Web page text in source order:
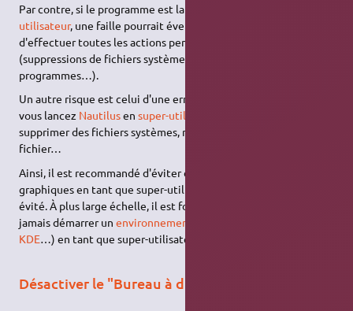
Par contre, si le programme est lancé en tant que
utilisateur, une faille pourrait éventuellement permettre
d'effectuer toutes les actions permises aux super-utilisateurs
(suppressions de fichiers systèmes, installation de
programmes…).
Un autre risque est celui d'une erreur humaine. Par exemple, si
vous lancez Nautilusensuper-utilisateur
supprimer des fichiers systèmes, modifier n'importe quel
fichier…
Ainsi, il est recommandé d'éviter de lancer les programmes
graphiques en tant que super-utilisateur, quand cela peut être
évité. À plus large échelle, il est fortement recommandé de ne
jamais démarrer unenvironnement de bureau
KDE…) en tant que super-utilisateur.
Désactiver le "Bureau à distance"